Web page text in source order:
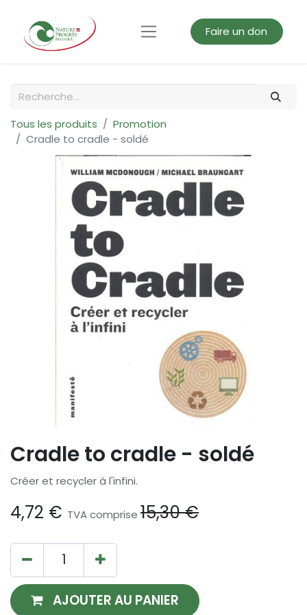
Faire un don
Tous les produits
Promotion
Cradle to cradle - soldé
Cradle to cradle - soldé
Créer et recycler à l'infini.
4,72 € TVA comprise 15,30€
AJOUTER AU PANIER